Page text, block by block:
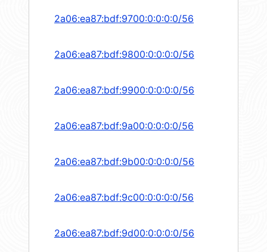
2a06:ea87:bdf:9700:0:0:0:0/56
2a06:ea87:bdf:9800:0:0:0:0/56
2a06:ea87:bdf:9900:0:0:0:0/56
2a06:ea87:bdf:9a00:0:0:0:0/56
2a06:ea87:bdf:9b00:0:0:0:0/56
2a06:ea87:bdf:9c00:0:0:0:0/56
2a06:ea87:bdf:9d00:0:0:0:0/56